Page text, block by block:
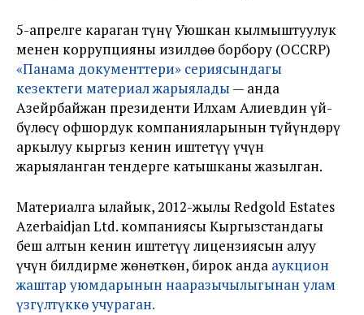
5-апрелге караган түнү Уюшкан кылмыштуулук
менен коррупцияны изилдөө борбору (OCCRP)
«Панама документтери» сериясындагы
кезектеги материал жарыялады — анда
Азейрбайжан президенти Илхам Алиевдин үй-
бүлөсү офшордук компанияларынын түйүндөрү
аркылуу кыргыз кенин иштетүү үчүн
жарыяланган тендерге катышканы жазылган.
Материалга ылайык, 2012-жылы Redgold Estates
Azerbaidjan Ltd. компаниясы Кыргызстандагы
беш алтын кенин иштетүү лицензиясын алуу
үчүн билдирме жөнөткөн, бирок анда аукцион
жаштар уюмдарынын нааразычылыгынан улам
үзгүлтүккө учураган.